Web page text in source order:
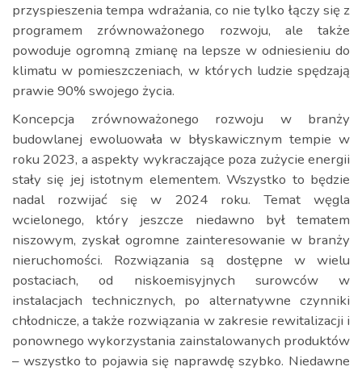
przyspieszenia tempa wdrażania, co nie tylko łączy się z
programem zrównoważonego rozwoju, ale także
powoduje ogromną zmianę na lepsze w odniesieniu do
klimatu w pomieszczeniach, w których ludzie spędzają
prawie 90% swojego życia.
Koncepcja zrównoważonego rozwoju w branży
budowlanej ewoluowała w błyskawicznym tempie w
roku 2023, a aspekty wykraczające poza zużycie energii
stały się jej istotnym elementem. Wszystko to będzie
nadal rozwijać się w 2024 roku. Temat węgla
wcielonego, który jeszcze niedawno był tematem
niszowym, zyskał ogromne zainteresowanie w branży
nieruchomości. Rozwiązania są dostępne w wielu
postaciach, od niskoemisyjnych surowców w
instalacjach technicznych, po alternatywne czynniki
chłodnicze, a także rozwiązania w zakresie rewitalizacji i
ponownego wykorzystania zainstalowanych produktów
– wszystko to pojawia się naprawdę szybko. Niedawne